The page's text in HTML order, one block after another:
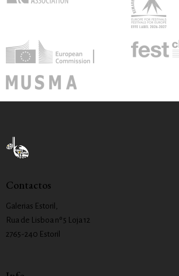
Contactos
Galerias Estoril,
Rua de Lisboa nº 5 Loja 12
2765-240 Estoril